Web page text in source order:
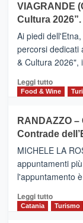
Anche
la
nei
primi
nella
IL
SAN
PALACE
UN
HOTEL
FOUR
IL
NUOVO
CLUB
VIAGRANDE
Cultura
Ai piedi
percorsi dedicati
& Cultura 2026",
Leggi tuttoLeggi
di
(Ct)
–
Benanti
presenta
“Vino
&
Cultura
Food & Wine
RANDAZZO
Contrade
MICHELE LA
appuntamenti
l'appuntamento
Leggi tuttoLeggi
di
Catania Turismo